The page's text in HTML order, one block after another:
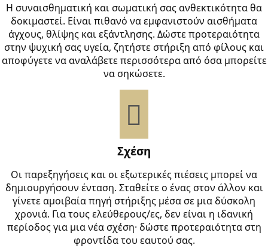
Η συναισθηματική και σωματική σας ανθεκτικότητα θα
δοκιμαστεί. Είναι πιθανό να εμφανιστούν αισθήματα
άγχους, θλίψης και εξάντλησης. Δώστε προτεραιότητα
στην ψυχική σας υγεία, ζητήστε στήριξη από φίλους και
αποφύγετε να αναλάβετε περισσότερα από όσα μπορείτε
να σηκώσετε.
Σχέση
Οι παρεξηγήσεις και οι εξωτερικές πιέσεις μπορεί να
δημιουργήσουν ένταση. Σταθείτε ο ένας στον άλλον και
γίνετε αμοιβαία πηγή στήριξης μέσα σε μια δύσκολη
χρονιά. Για τους ελεύθερους/ες, δεν είναι η ιδανική
περίοδος για μια νέα σχέση· δώστε προτεραιότητα στη
φροντίδα του εαυτού σας.